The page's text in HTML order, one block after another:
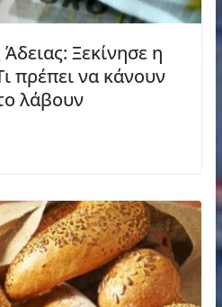
Ξεκίνησε η
πρέπει να κάνουν
λάβουν